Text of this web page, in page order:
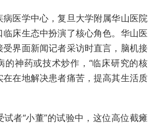
病医学中心，复旦大学附属华山医院
床生态中扮演了核心角色。华山医
受界面新闻记者采访时直言，脑机接
的神药或技术炒作，“临床研究的核
在在地解决患者痛苦，提高其生活质
者“小董”的试验中，这位高位截瘫